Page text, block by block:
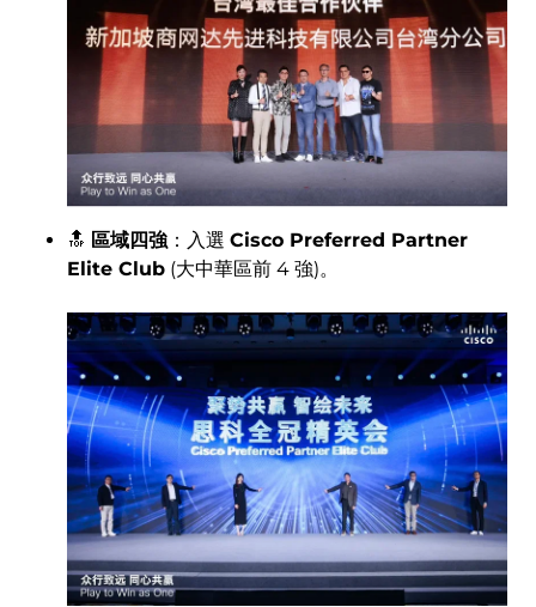
🔝 區域四強 ：入選 Cisco Preferred Partner
Elite Club (大中華區前 4 強)。
Image